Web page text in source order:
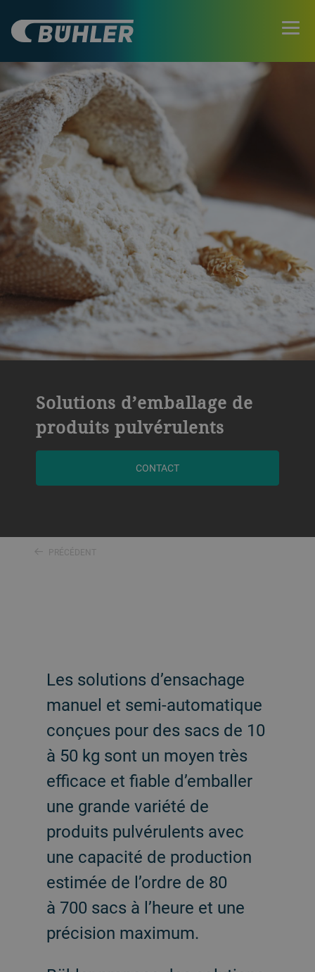
Solutions d’emballage de
produits pulvérulents
CONTACT
PRÉCÉDENT
Les solutions d’ensachage
manuel et semi-automatique
conçues pour des sacs de 10
à 50 kg sont un moyen très
efficace et fiable d’emballer
une grande variété de
produits pulvérulents avec
une capacité de production
estimée de l’ordre de 80
à 700 sacs à l’heure et une
précision maximum.